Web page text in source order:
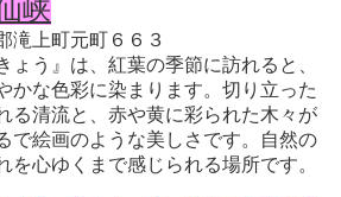
峡
滝上町元町６６３
ょう』は、紅葉の季節に訪れると、
かな色彩に染まります。切り立った
る清流と、赤や黄に彩られた木々が
で絵画のような美しさです。自然の
を心ゆくまで感じられる場所です。